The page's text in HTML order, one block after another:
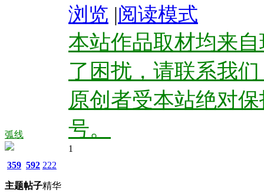
弧线
359
主题
592
帖子
222
精华
浏览 |阅读模式
本站作品取材均来
了困扰，请联系我
原创者受本站绝对
号。
1